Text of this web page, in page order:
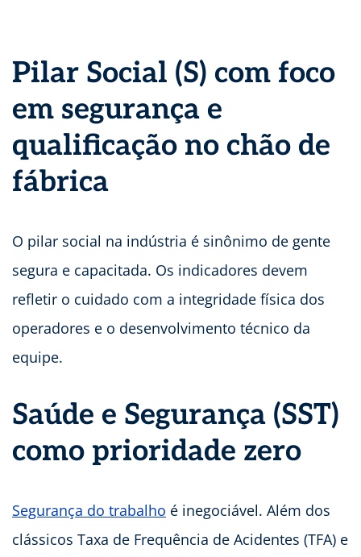
Pilar Social (S) com foco
em segurança e
qualificação no chão de
fábrica
O pilar social na indústria é sinônimo de gente
segura e capacitada. Os indicadores devem
refletir o cuidado com a integridade física dos
operadores e o desenvolvimento técnico da
equipe.
Saúde e Segurança (SST)
como prioridade zero
Segurança do trabalho é inegociável. Além dos
clássicos Taxa de Frequência de Acidentes (TFA) e